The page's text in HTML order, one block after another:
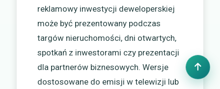
reklamowy inwestycji deweloperskiej
może być prezentowany podczas
targów nieruchomości, dni otwartych,
spotkań z inwestorami czy prezentacji
dla partnerów biznesowych. Wersje
dostosowane do emisji w telewizji lub